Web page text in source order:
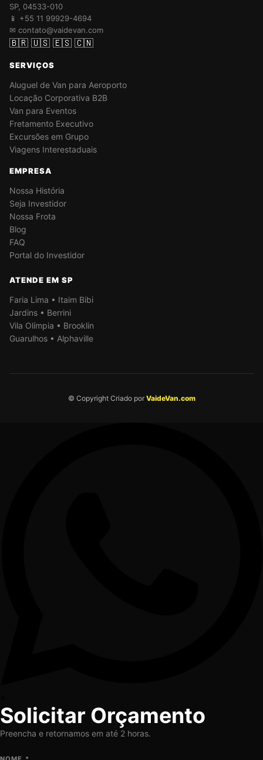
SP, 04533-010
📱 +55 11 99929-4694
✉ contato@vaidevan.com
🇧🇷 🇺🇸 🇪🇸 🇨🇳
SERVIÇOS
Aluguel de Van para Aeroporto
Locação Corporativa B2B
Van para Eventos
Fretamento Executivo
Excursões em Grupo
Viagens Interestaduais
EMPRESA
Nossa História
Seja Investidor
Nossa Frota
Blog
FAQ
Portal do Investidor
ATENDE EM SP
Faria Lima • Itaim Bibi
Jardins • Berrini
Vila Olímpia • Brooklin
Guarulhos • Alphaville
© Copyright Criado por VaideVan.com
Solicitar Orçamento
Preencha e retornamos em até 2 horas.